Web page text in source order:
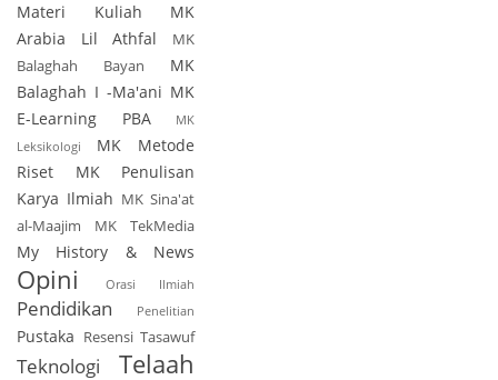
Materi Kuliah
MK
Arabia Lil Athfal
MK
Balaghah Bayan
MK
Balaghah I -Ma'ani MK
E-Learning PBA
MK
Leksikologi
MK Metode
Riset
MK Penulisan
Karya Ilmiah MK Sina'at
al-Maajim
MK TekMedia
My History & News
Opini Orasi Ilmiah
Pendidikan Penelitian
Pustaka Resensi Tasawuf
Teknologi
Telaah